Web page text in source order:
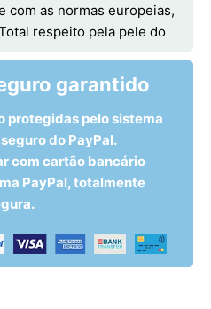
com as normas europeias,
respeito pela pele do
garantido
protegidas pelo sistema
do PayPal.
com cartão bancário
PayPal, totalmente